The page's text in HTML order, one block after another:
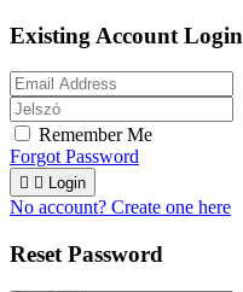
Existing Account Login
Remember Me
Forgot Password
  Login
No account? Create one here
Reset Password